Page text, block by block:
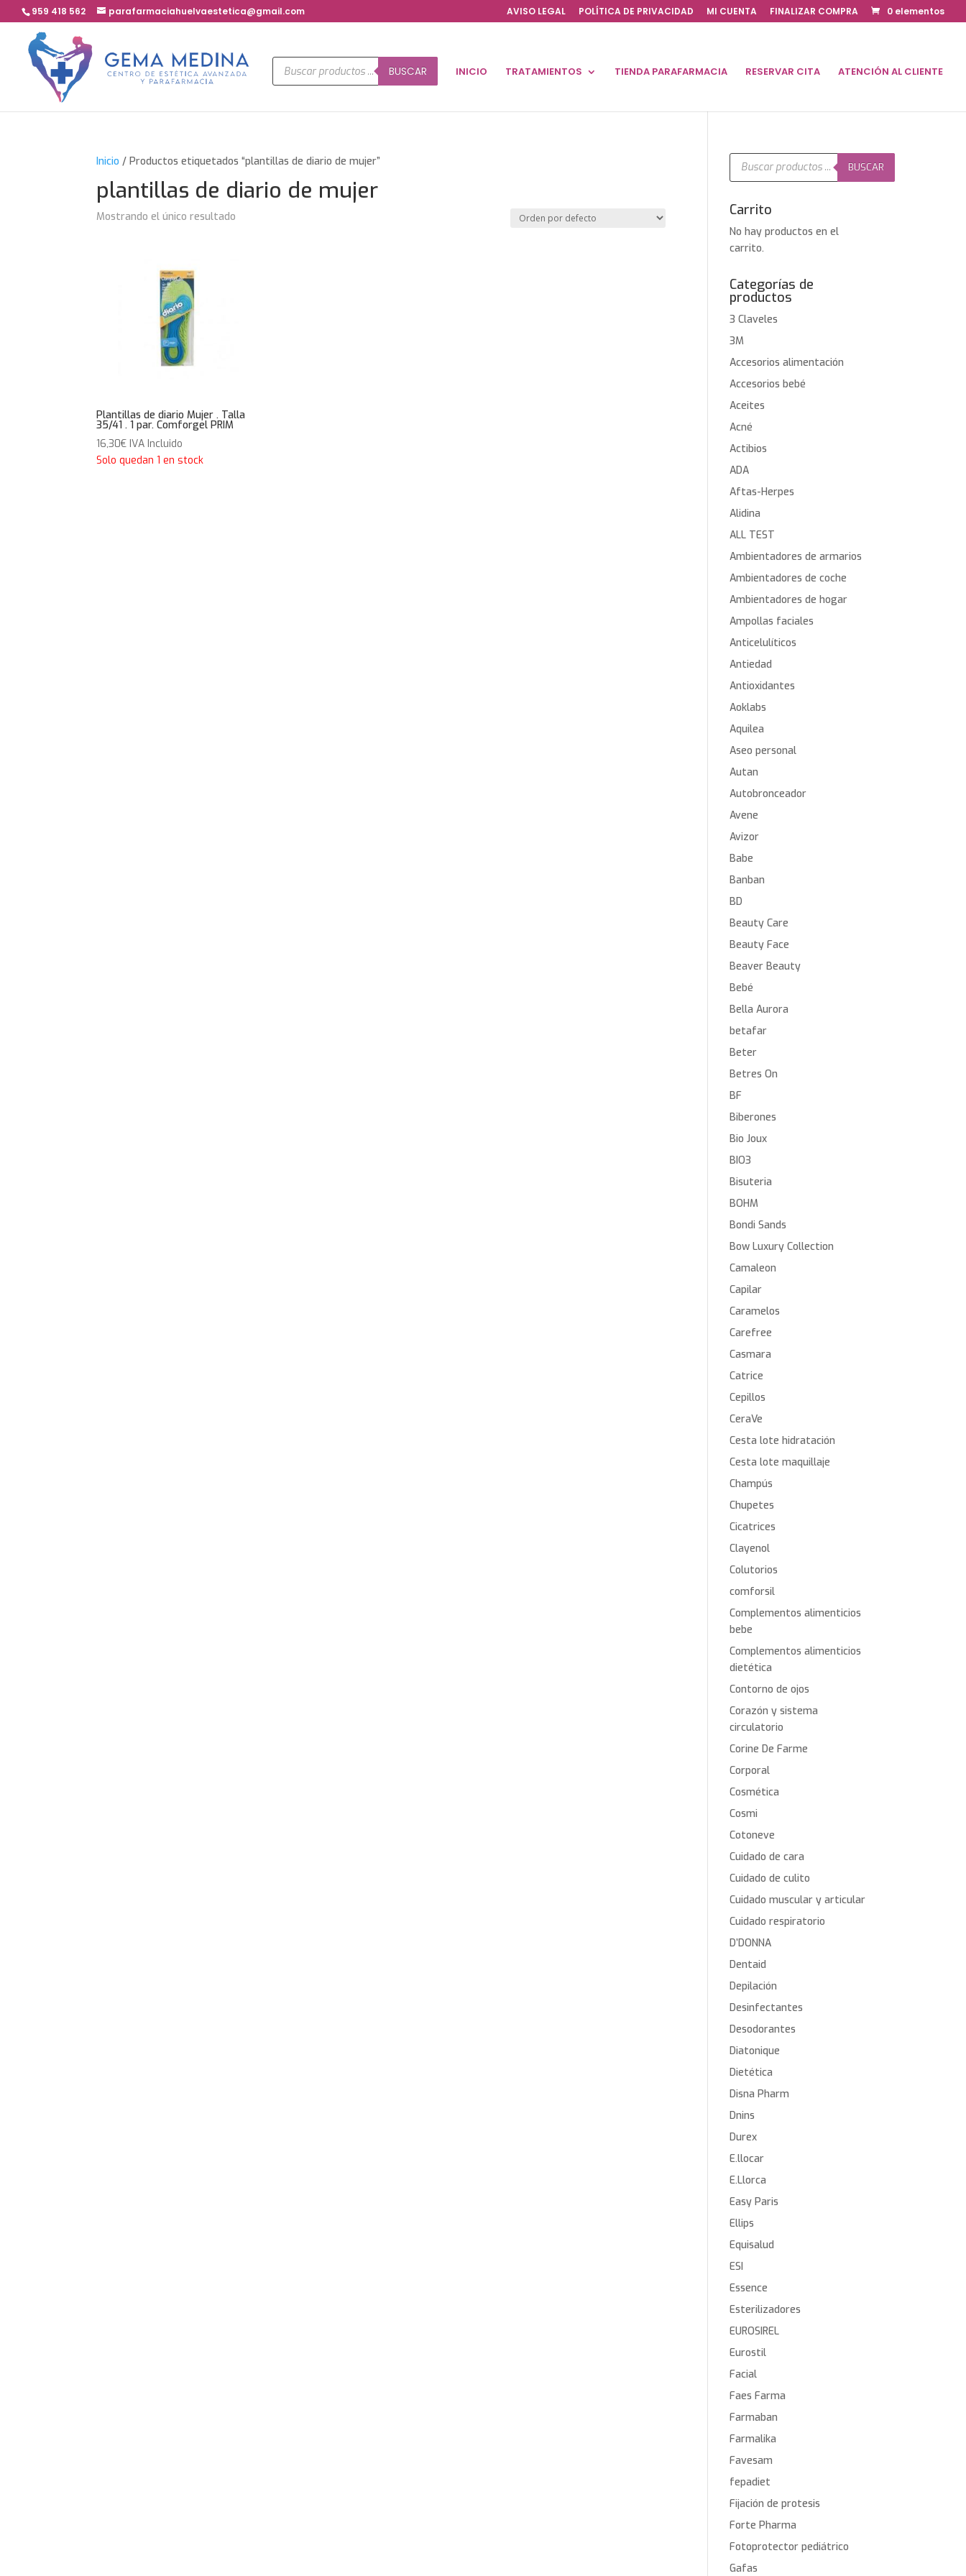
959 418 562 parafarmaciahuelvaestetica@gmail.com AVISO LEGAL POLÍTICA DE PRIVACIDAD MI CUENTA FINALIZAR COMPRA 0 elementos
Búsqueda
de
productos
BUSCAR INICIO TRATAMIENTOS TIENDA PARAFARMACIA RESERVAR CITA ATENCIÓN AL CLIENTE
Inicio / Productos etiquetados “plantillas de diario de mujer”
plantillas de diario de mujer
Mostrando el único resultado
Plantillas de diario Mujer . Talla
35/41 . 1 par. Comforgel PRIM
16,30€ IVA Incluido
Solo quedan 1 en stock
Búsqueda
productos
BUSCAR
Carrito
No hay productos en el
carrito.
Categorías de
productos
3 Claveles
3M
Accesorios alimentación
Accesorios bebé
Aceites
Acné
Actibios
ADA
Aftas-Herpes
Alidina
ALL TEST
Ambientadores de armarios
Ambientadores de coche
Ambientadores de hogar
Ampollas faciales
Anticelulíticos
Antiedad
Antioxidantes
Aoklabs
Aquilea
Aseo personal
Autan
Autobronceador
Avene
Avizor
Babe
Banban
BD
Beauty Care
Beauty Face
Beaver Beauty
Bebé
Bella Aurora
betafar
Beter
Betres On
BF
Biberones
Bio Joux
BIO3
Bisuteria
BOHM
Bondi Sands
Bow Luxury Collection
Camaleon
Capilar
Caramelos
Carefree
Casmara
Catrice
Cepillos
CeraVe
Cesta lote hidratación
Cesta lote maquillaje
Champús
Chupetes
Cicatrices
Clayenol
Colutorios
comforsil
Complementos alimenticios
bebe
Complementos alimenticios
dietética
Contorno de ojos
Corazón y sistema
circulatorio
Corine De Farme
Corporal
Cosmética
Cosmi
Cotoneve
Cuidado de cara
Cuidado de culito
Cuidado muscular y articular
Cuidado respiratorio
D’DONNA
Dentaid
Depilación
Desinfectantes
Desodorantes
Diatonique
Dietética
Disna Pharm
Dnins
Durex
E.llocar
E.Llorca
Easy Paris
Ellips
Equisalud
ESI
Essence
Esterilizadores
EUROSIREL
Eurostil
Facial
Faes Farma
Farmaban
Farmalika
Favesam
fepadiet
Fijación de protesis
Forte Pharma
Fotoprotector pediátrico
Gafas